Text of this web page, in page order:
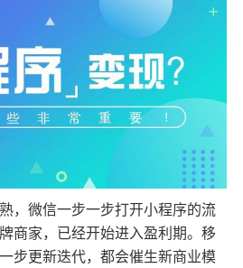
，微信一步一步打开小程序的流
商家，已经开始进入盈利期。移
步更新迭代，都会催生新商业模